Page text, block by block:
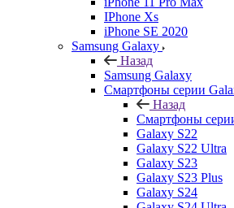
IPhone Xs
iPhone SE 2020
Samsung Galaxy
Назад
Samsung Galaxy
Смартфоны серии
Назад
Смартфоны
Galaxy S22
Galaxy S22 Ultra
Galaxy S23
Galaxy S23 Plus
Galaxy S24